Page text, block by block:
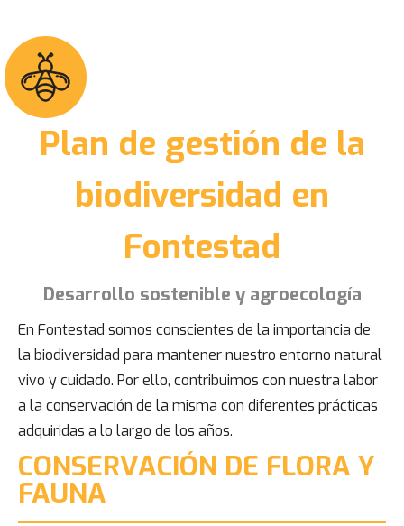
Plan de gestión de la
biodiversidad en
Fontestad
Desarrollo sostenible y agroecología
En Fontestad somos conscientes de la importancia de
la biodiversidad para mantener nuestro entorno natural
vivo y cuidado. Por ello, contribuimos con nuestra labor
a la conservación de la misma con diferentes prácticas
adquiridas a lo largo de los años.
CONSERVACIÓN DE FLORA Y
FAUNA